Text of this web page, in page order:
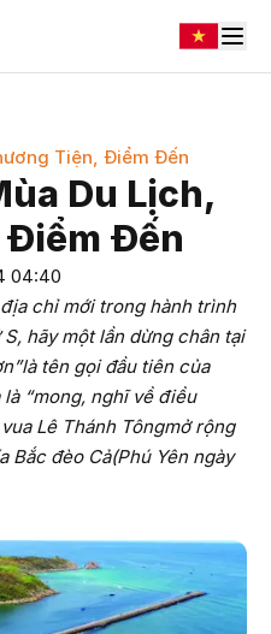
Tiện, Điểm Đến
Du Lịch,
Điểm Đến
04:40
chỉ mới trong hành trình
hãy một lần dừng chân tại
tên gọi đầu tiên của
“mong, nghĩ về điều
Lê Thánh Tôngmở rộng
Bắc đèo Cả(Phú Yên ngày